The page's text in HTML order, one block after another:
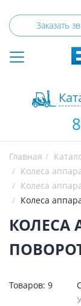
Заказать
Главная
Колеса
Колеса
Колеса
КОЛЕСА
Товаров: 9